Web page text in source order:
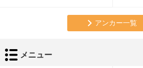
アンカー一覧
メニュー